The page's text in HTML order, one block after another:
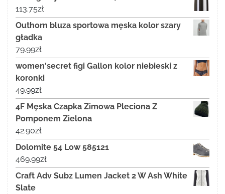
113.75zł
Outhorn bluza sportowa męska kolor szary
gładka
79.99zł
women'secret figi Gallon kolor niebieski z
koronki
49.99zł
4F Męska Czapka Zimowa Pleciona Z
Pomponem Zielona
42.90zł
Dolomite 54 Low 585121
469.99zł
Craft Adv Subz Lumen Jacket 2 W Ash White
Slate